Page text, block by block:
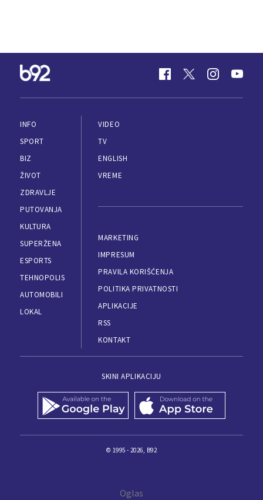
INFO
SPORT
BIZ
ŽIVOT
ZDRAVLJE
PUTOVANJA
KULTURA
SUPERŽENA
ESPORTS
TEHNOPOLIS
AUTOMOBILI
LOKAL
VIDEO
TV
ENGLISH
VREME
MARKETING
IMPRESUM
PRAVILA KORIŠĆENJA
POLITIKA PRIVATNOSTI
APLIKACIJE
RSS
KONTAKT
SKINI APLIKACIJU
© 1995 - 2026, B92